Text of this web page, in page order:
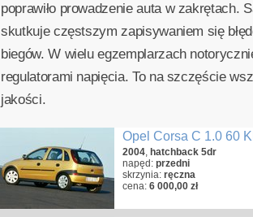
poprawiło prowadzenie auta w zakrętach.
skutkuje częstszym zapisywaniem się
biegów. W wielu egzemplarzach
regulatorami napięcia. To na szczęście
jakości.
Opel Corsa C 1.0 60
2004, hatchback 5dr
napęd: przedni
skrzynia: ręczna
cena: 6 000,00 zł